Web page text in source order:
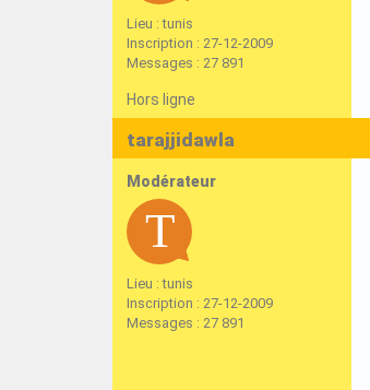
Lieu : tunis
Inscription : 27-12-2009
Messages : 27 891
Hors ligne
tarajjidawla
Modérateur
Lieu : tunis
Inscription : 27-12-2009
Messages : 27 891